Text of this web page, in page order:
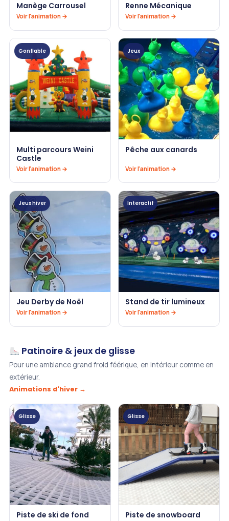
Manège Carrousel
Voir l'animation →
Renne Mécanique
Voir l'animation →
Gonflable
Multi parcours Weini
Castle
Voir l'animation →
Jeux
Pêche aux canards
Voir l'animation →
Jeux hiver
Jeu Derby de Noël
Voir l'animation →
Interactif
Stand de tir lumineux
Voir l'animation →
Patinoire & jeux de glisse
Pour une ambiance grand froid féérique, en intérieur comme en
extérieur.
Animations d'hiver →
Glisse
Piste de ski de fond
Glisse
Piste de snowboard